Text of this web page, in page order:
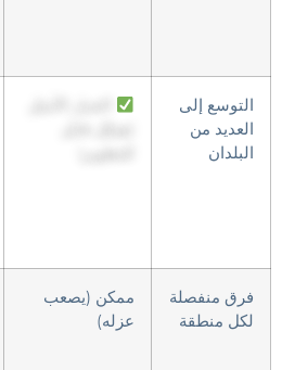
التوسع إلى
العديد من
البلدان
فرق منفصلة
لكل منطقة
ممكن (يصعب
عزله)